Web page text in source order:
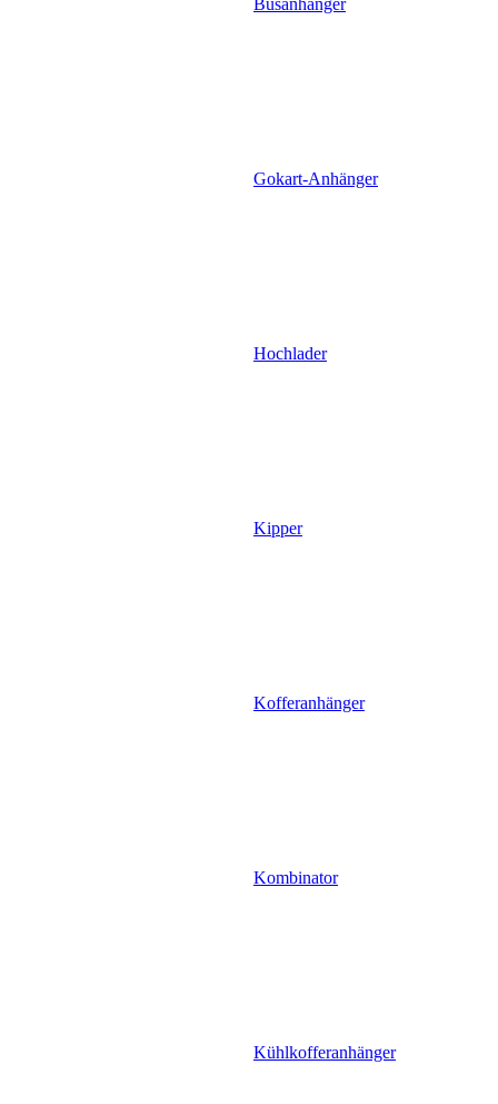
Busanhänger
Gokart-Anhänger
Hochlader
Kipper
Kofferanhänger
Kombinator
Kühlkofferanhänger